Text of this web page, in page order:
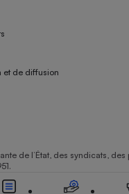
et de diffusion
de l’État, des syndicats, des